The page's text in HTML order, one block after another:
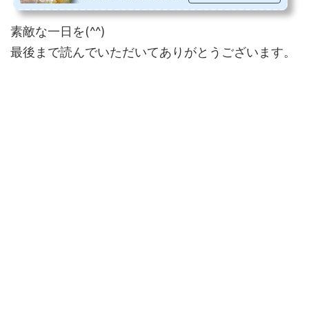
素敵な一日を(^^)
最後まで読んでいただいてありがとうございます。